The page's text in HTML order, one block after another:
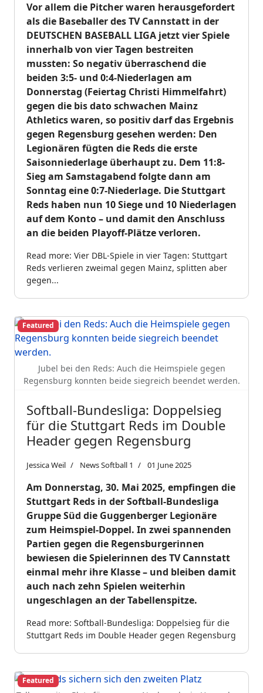
Vor allem die Pitcher waren herausgefordert
als die Baseballer des TV Cannstatt in der
DEUTSCHEN BASEBALL LIGA jetzt vier Spiele
innerhalb von vier Tagen bestreiten
mussten: So negativ überraschend die
beiden 3:5- und 0:4-Niederlagen am
Donnerstag (Feiertag Christi Himmelfahrt)
gegen die bis dato schwachen Mainz
Athletics waren, so positiv darf das Ergebnis
gegen Regensburg gesehen werden: Den
Legionären fügten die Reds die erste
Saisonniederlage überhaupt zu. Dem 11:8-
Sieg am Samstagabend folgte dann am
Sonntag eine 0:7-Niederlage. Die Stuttgart
Reds haben nun 10 Siege und 10 Niederlagen
auf dem Konto – und damit den Anschluss
an die beiden Playoff-Plätze verloren.
Read more: Vier DBL-Spiele in vier Tagen: Stuttgart
Reds verlieren zweimal gegen Mainz, splitten aber
gegen...
Jubel bei den Reds: Auch die Heimspiele gegen
Regensburg konnten beide siegreich beendet werden.
Featured
Softball-Bundesliga: Doppelsieg
für die Stuttgart Reds im Double
Header gegen Regensburg
Jessica Weil News Softball 1 01 June 2025
Am Donnerstag, 30. Mai 2025, empfingen die
Stuttgart Reds in der Softball-Bundesliga
Gruppe Süd die Guggenberger Legionäre
zum Heimspiel-Doppel. In zwei spannenden
Partien gegen die Regensburgerinnen
bewiesen die Spielerinnen des TV Cannstatt
einmal mehr ihre Klasse – und bleiben damit
auch nach zehn Spielen weiterhin
ungeschlagen an der Tabellenspitze.
Read more: Softball-Bundesliga: Doppelsieg für die
Stuttgart Reds im Double Header gegen Regensburg
Featured